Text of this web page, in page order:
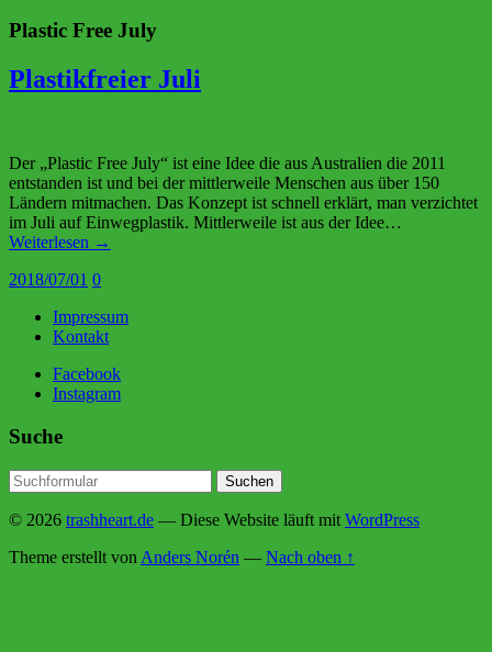
Plastic Free July
Plastikfreier Juli
Der „Plastic Free July“ ist eine Idee die aus Australien die 2011
entstanden ist und bei der mittlerweile Menschen aus über 150
Ländern mitmachen. Das Konzept ist schnell erklärt, man verzichtet
im Juli auf Einwegplastik. Mittlerweile ist aus der Idee…
Weiterlesen →
2018/07/01 0
Impressum
Kontakt
Facebook
Instagram
Suche
© 2026 trashheart.de — Diese Website läuft mit WordPress
Theme erstellt von Anders Norén — Nach oben ↑